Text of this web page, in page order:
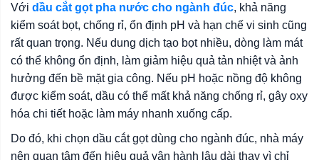
Với dầu cắt gọt pha nước cho ngành đúc, khả năng
kiểm soát bọt, chống rỉ, ổn định pH và hạn chế vi sinh cũng
rất quan trọng. Nếu dung dịch tạo bọt nhiều, dòng làm mát
có thể không ổn định, làm giảm hiệu quả tản nhiệt và ảnh
hưởng đến bề mặt gia công. Nếu pH hoặc nồng độ không
được kiểm soát, dầu có thể mất khả năng chống rỉ, gây oxy
hóa chi tiết hoặc làm máy nhanh xuống cấp.
Do đó, khi chọn dầu cắt gọt dùng cho ngành đúc, nhà máy
nên quan tâm đến hiệu quả vận hành lâu dài thay vì chỉ